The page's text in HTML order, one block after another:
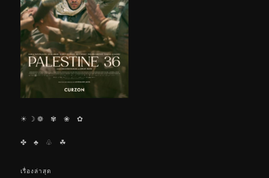
☀︎ ☽ ❁ ✾ ❀ ✿
✤ ♣︎ ♧ ☘︎
เรื่องล่าสุด